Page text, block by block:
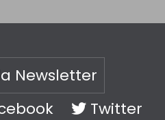
Newsletter
Twitter